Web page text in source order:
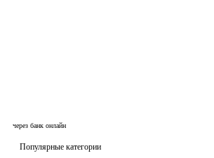
через банк онлайн
Популярные категории